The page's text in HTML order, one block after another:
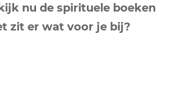
nu de spirituele boeken
zit er wat voor je bij?